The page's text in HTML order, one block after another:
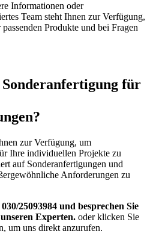
Informationen oder
Team steht Ihnen zur Verfügung,
Produkte und bei Fragen
Sonderanfertigung für
zur Verfügung, um
Ihre individuellen Projekte zu
auf Sonderanfertigungen und
Anforderungen zu
25093984 und besprechen Sie
Experten. oder klicken Sie
um uns direkt anzurufen.